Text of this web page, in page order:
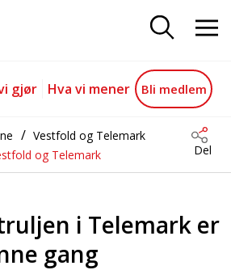
i Telemark er
gjør Hva vi mener Bli medlem
Vestfold og Telemark
og Telemark
Del
i Telemark er
gang